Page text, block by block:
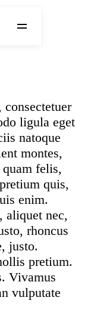
ligula eget
natoque
montes,
felis,
quis,
enim.
aliquet nec,
rhoncus
justo.
pretium.
Vivamus
vulputate